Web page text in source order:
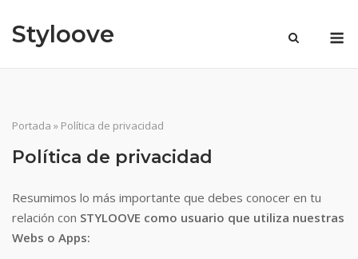
contenido
Styloove
Portada » Política de privacidad
Política de privacidad
Resumimos lo más importante que debes conocer en tu
relación con STYLOOVE como usuario que utiliza nuestras
Webs o Apps: